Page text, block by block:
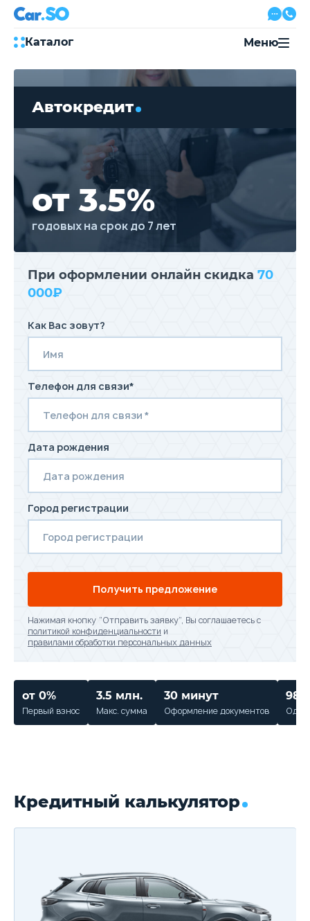
Каталог
Акции
Сервис
Автожурнал
Контакты
8 800 500-03-23
с 08:00 по 20:00, без выходных
Меню
Автокредит
от 3.5%
годовых на срок до 7 лет
При оформлении онлайн скидка 70
000₽
Как Вас зовут?
Телефон для связи*
Дата рождения
Город регистрации
Получить предложение
Нажимая кнопку “Отправить заявку”, Вы соглашаетесь с
политикой конфиденциальности и
правилами обработки персональных данных
от 0%
Первый взнос
3.5 млн.
Макс. сумма
30 минут
Оформление документов
98%
Кредитный калькулятор